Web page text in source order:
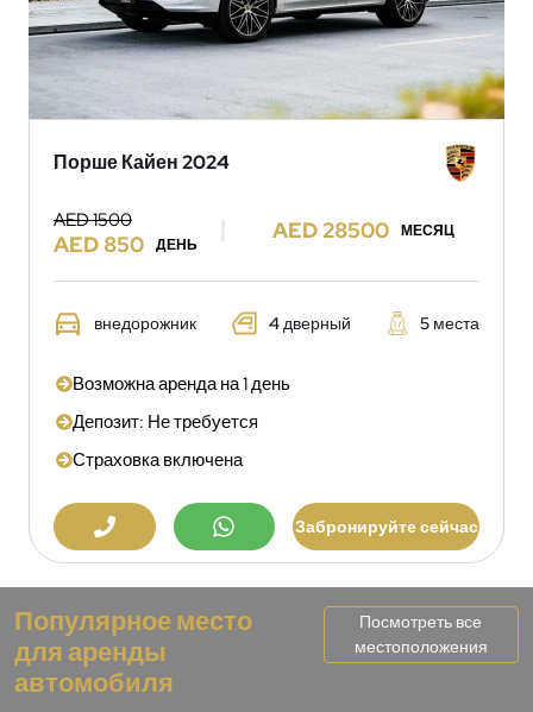
Порше Кайен 2024
AED 1500
AED 850 ДЕНЬ
AED 28500 МЕСЯЦ
внедорожник 4 дверный 5 места
Возможна аренда на 1 день
Депозит: Не требуется
Страховка включена
Забронируйте сейчас
Популярное место
для аренды
автомобиля
Посмотреть все
местоположения